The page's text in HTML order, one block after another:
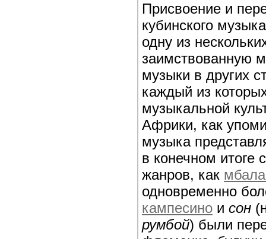
Присвоение и
кубинского
одну из
заимствованную
музыки в других
каждый из
музыкальной
Африки, как
музыка
в конечном итоге
жанров, как
одновременно
кампесино и сон
румбой) были